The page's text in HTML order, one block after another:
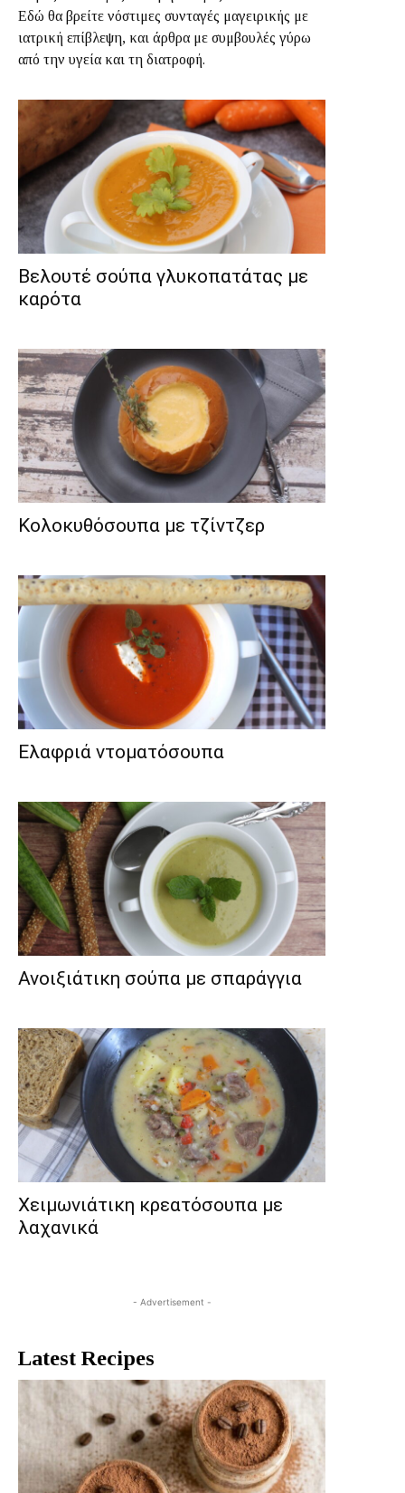
Εδώ θα βρείτε νόστιμες συνταγές μαγειρικής με
ιατρική επίβλεψη, και άρθρα με συμβουλές γύρω
από την υγεία και τη διατροφή.
Βελουτέ σούπα γλυκοπατάτας με
καρότα
Κολοκυθόσουπα με τζίντζερ
Ελαφριά ντοματόσουπα
Ανοιξιάτικη σούπα με σπαράγγια
Χειμωνιάτικη κρεατόσουπα με
λαχανικά
- Advertisement -
Latest Recipes